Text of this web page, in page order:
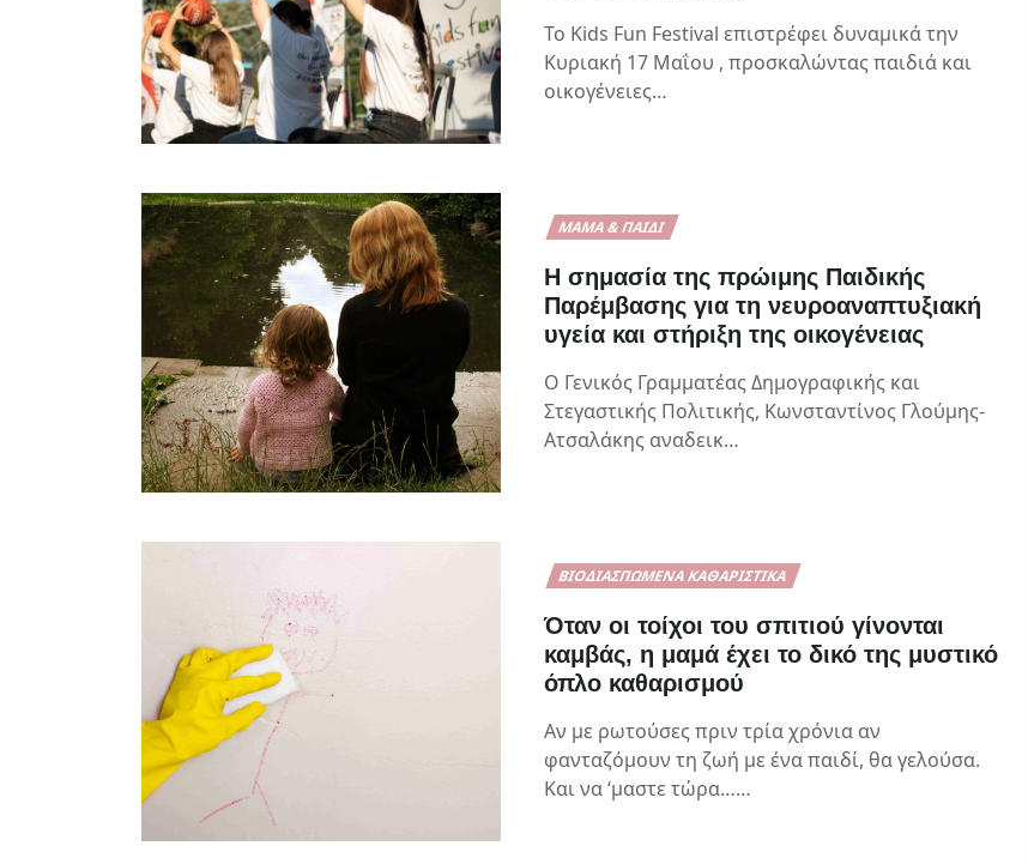
Το Kids Fun Festival επιστρέφει δυναμικά την
Κυριακή 17 Μαΐου , προσκαλώντας παιδιά και
οικογένειες…
ΜΑΜΆ & ΠΑΙΔΊ
Η σημασία της πρώιμης Παιδικής
Παρέμβασης για τη νευροαναπτυξιακή
υγεία και στήριξη της οικογένειας
Ο Γενικός Γραμματέας Δημογραφικής και
Στεγαστικής Πολιτικής, Κωνσταντίνος Γλούμης-
Ατσαλάκης αναδεικ…
ΒΙΟΔΙΑΣΠΏΜΕΝΑ ΚΑΘΑΡΙΣΤΙΚΆ
Όταν οι τοίχοι του σπιτιού γίνονται
καμβάς, η μαμά έχει το δικό της μυστικό
όπλο καθαρισμού
Αν με ρωτούσες πριν τρία χρόνια αν
φανταζόμουν τη ζωή με ένα παιδί, θα γελούσα.
Και να ‘μαστε τώρα……